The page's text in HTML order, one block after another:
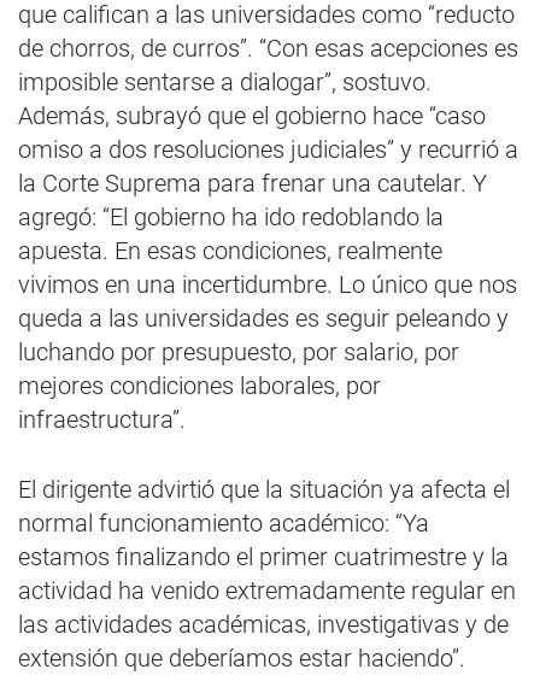
que califican a las universidades como “reducto
de chorros, de curros”. “Con esas acepciones es
imposible sentarse a dialogar”, sostuvo.
Además, subrayó que el gobierno hace “caso
omiso a dos resoluciones judiciales” y recurrió a
la Corte Suprema para frenar una cautelar. Y
agregó: “El gobierno ha ido redoblando la
apuesta. En esas condiciones, realmente
vivimos en una incertidumbre. Lo único que nos
queda a las universidades es seguir peleando y
luchando por presupuesto, por salario, por
mejores condiciones laborales, por
infraestructura”.
El dirigente advirtió que la situación ya afecta el
normal funcionamiento académico: “Ya
estamos finalizando el primer cuatrimestre y la
actividad ha venido extremadamente regular en
las actividades académicas, investigativas y de
extensión que deberíamos estar haciendo”.